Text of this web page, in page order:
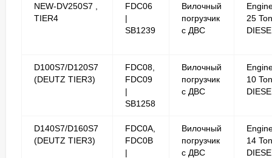
NEW-DV250S7 ,
TIER4
FDC06
|
SB1239
Вилочный
погрузчик
с ДВС
25 Ton
D100S7/D120S7
(DEUTZ TIER3)
FDC08,
FDC09
|
SB1258
Вилочный
погрузчик
с ДВС
10 Ton
D140S7/D160S7
(DEUTZ TIER3)
FDC0A,
FDC0B
|
Вилочный
погрузчик
с ДВС
14 Ton